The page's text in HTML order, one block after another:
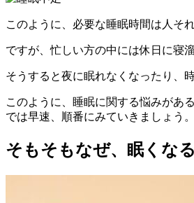
このように、必要な睡眠時間は人そ
ですが、忙しい方の中には休日に寝
そうすると夜に眠れなくなったり、
このように、睡眠に関する悩みがあ
では早速、順番にみていきましょう。
そもそもなぜ、眠くな